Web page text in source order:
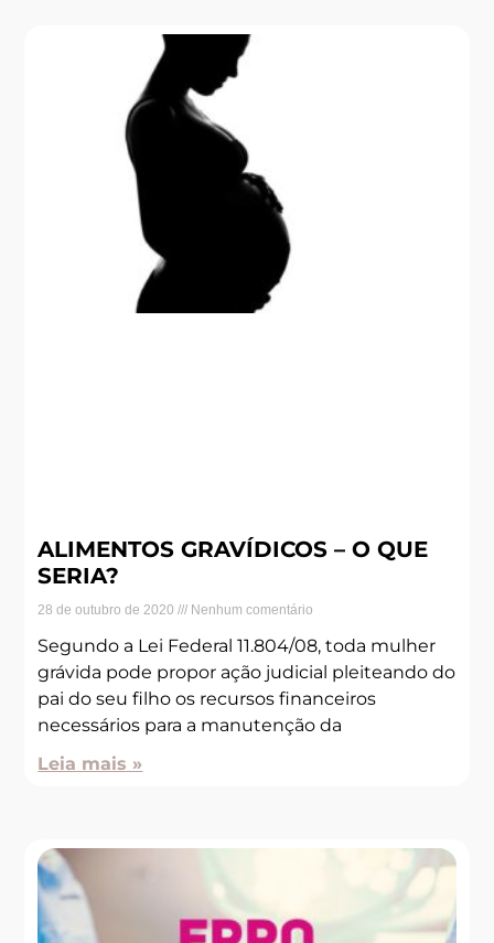
ALIMENTOS GRAVÍDICOS – O QUE
SERIA?
28 de outubro de 2020 Nenhum comentário
Segundo a Lei Federal 11.804/08, toda mulher
grávida pode propor ação judicial pleiteando do
pai do seu filho os recursos financeiros
necessários para a manutenção da
Leia mais »